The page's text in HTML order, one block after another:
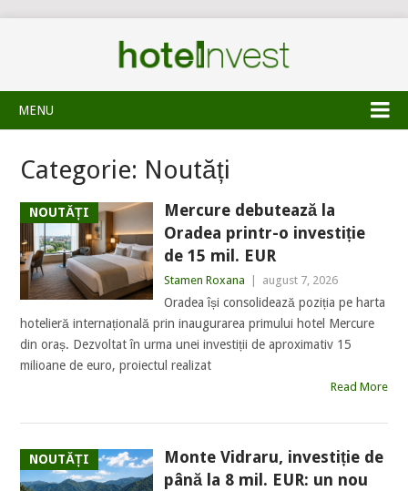
MENU
Categorie: Noutăți
NOUTĂȚI
Mercure debutează la
Oradea printr-o investiție
de 15 mil. EUR
Stamen Roxana august 7, 2026
Oradea își consolidează poziția pe harta
hotelieră internațională prin inaugurarea primului hotel Mercure
din oraș. Dezvoltat în urma unei investiții de aproximativ 15
milioane de euro, proiectul realizat
Read More
NOUTĂȚI
Monte Vidraru, investiție de
până la 8 mil. EUR: un nou